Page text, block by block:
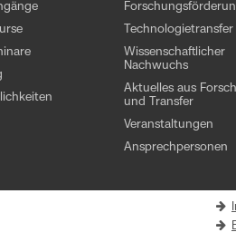
Technologietransfer
Wissenschaftlicher
Nachwuchs
Aktuelles aus
und Transfer
Veranstaltungen
Ansprechpersonen